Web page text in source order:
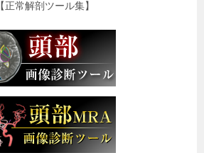
【正常解剖ツール集】